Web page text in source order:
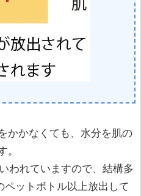
かかなくても、水分を肌の
われていますので、結構多
ットボトル以上放出して